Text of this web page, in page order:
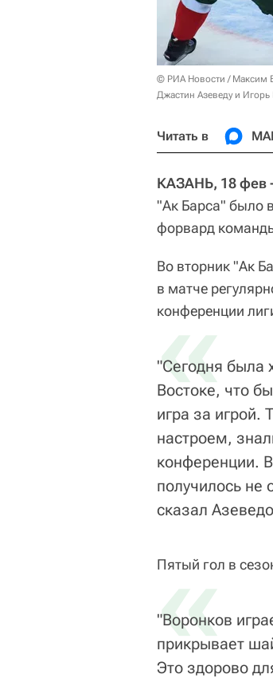
© РИА Новости / Максим
Джастин Азеведу и Игорь
Читать в
КАЗАНЬ, 18 фев
"Ак Барса" было
форвард
Во вторник "Ак
в матче
конференции
«
"Сегодня была
Востоке, что
игра за
настроем,
конференции.
получилось не
сказал
Пятый гол в
«
"Воронков
прикрывает
Это здорово